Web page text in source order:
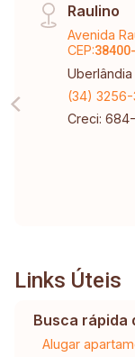
Raulino
Avenida
CEP:
(34)
Creci:
Links Úteis
Busca rápida
Alugar